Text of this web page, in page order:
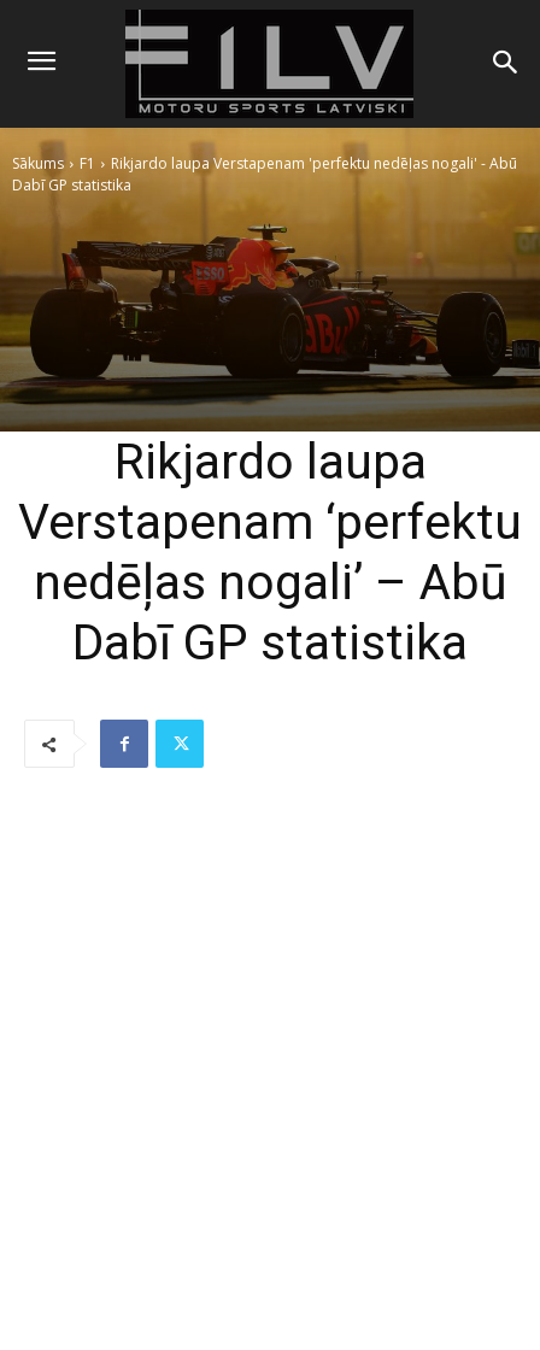
Sākums F1
Rikjardo laupa Verstapenam 'perfektu nedēļas nogali' - Abū
Dabī GP statistika
Rikjardo laupa
Verstapenam ‘perfektu
nedēļas nogali’ – Abū
Dabī GP statistika